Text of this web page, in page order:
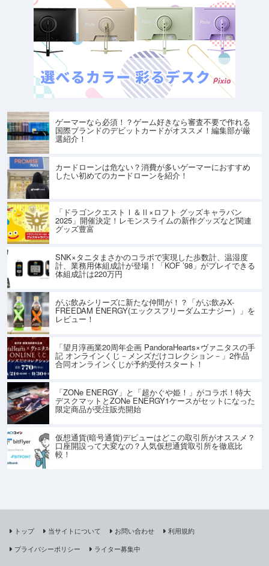
ゲーマーなら必須！？ゲーム好きなら審査不要で作れる
国際ブランドのデビットカードがオススメ！編集部が厳
選紹介！
カードローンは危ない？消費が多いゲーマーにおすすめ
したい初めてのカードローンを紹介！
「ドラゴンクエストⅠ＆Ⅱ×ロフト グッズキャラバン
2025」開催決定！レモンスライムの新作グッズなど関連
グッズ豊富
SNK×タニタまさかのコラボで実現した歩数計、温湿度
計、業務用体組成計が登場！「KOF ’98」がプレイできる
体組成計は220万円
がぶ飲みシリーズに新たな仲間が！？「がぶ飲みX-
FREEDAM ENERGY(エックスフリーダムエナジー）」を
レビュー！
「望月淳画業20周年企画 PandoraHearts×ヴァニタスの手
記 オンラインくじ－メンズだけコレクション－」2作品
合同オンラインくじが予約受付スタート！
「ZONe ENERGY」と「超かぐや姫！」がコラボ！特大
デスクマットとZONe ENERGY1ケースがセットになった
限定商品が受注販売開始
仮想通貨(暗号通貨)デビューはどこの取引所がオススメ？
口座開設って大変なの？人気仮想通貨取引所を徹底比
較！
トップ 当サイトについて お問い合わせ
利用規約
プライバシーポリシー
ライター募集中